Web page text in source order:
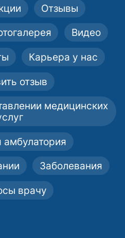
Отзывы
Видео
Карьера у нас
отзыв
медицинских
Заболевания
врачу